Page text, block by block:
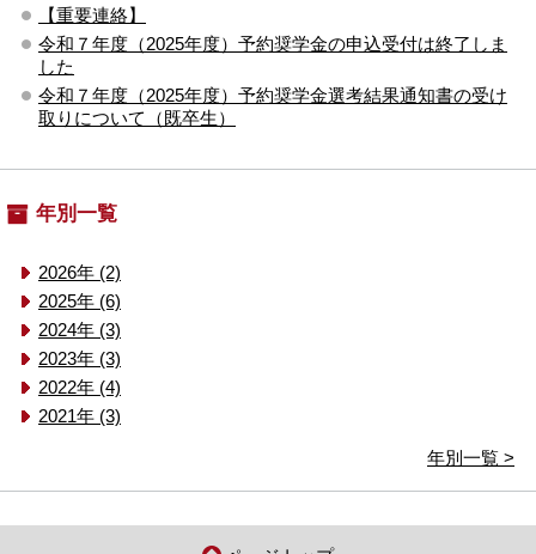
【重要連絡】
令和７年度（2025年度）予約奨学金の申込受付は終了しま
した
令和７年度（2025年度）予約奨学金選考結果通知書の受け
取りについて（既卒生）
年別一覧
2026年 (2)
2025年 (6)
2024年 (3)
2023年 (3)
2022年 (4)
2021年 (3)
年別一覧 >